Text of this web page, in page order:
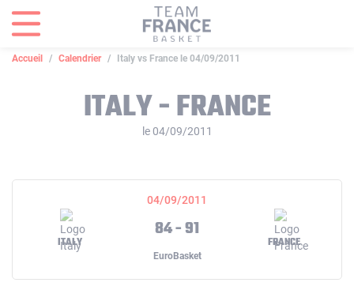
Accueil Calendrier Italy vs France le 04/09/2011
ITALY - FRANCE
le 04/09/2011
04/09/2011
ITALY
84 - 91
FRANCE
EuroBasket
Panneau de gestion des cookies